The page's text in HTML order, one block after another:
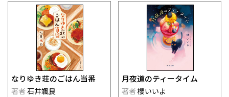
なりゆき荘のごはん当番
著者 石井颯良
月夜道のティータイム
著者 櫻いいよ